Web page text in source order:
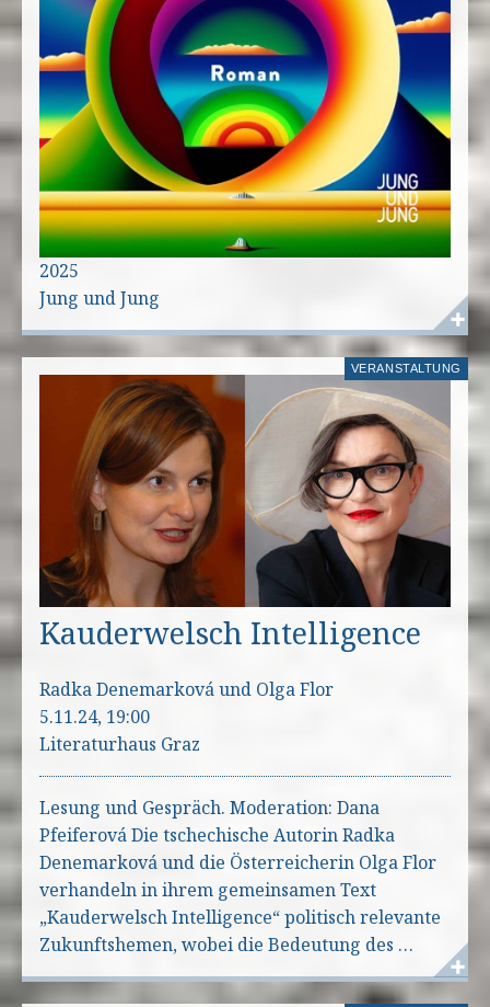
2025
Jung und Jung
VERANSTALTUNG
Kauderwelsch Intelligence
Radka Denemarková und Olga Flor
5.11.24, 19:00
Literaturhaus Graz
Lesung und Gespräch. Moderation: Dana
Pfeiferová Die tschechische Autorin Radka
Denemarková und die Österreicherin Olga Flor
verhandeln in ihrem gemeinsamen Text
„Kauderwelsch Intelligence“ politisch relevante
Zukunftshemen, wobei die Bedeutung des …